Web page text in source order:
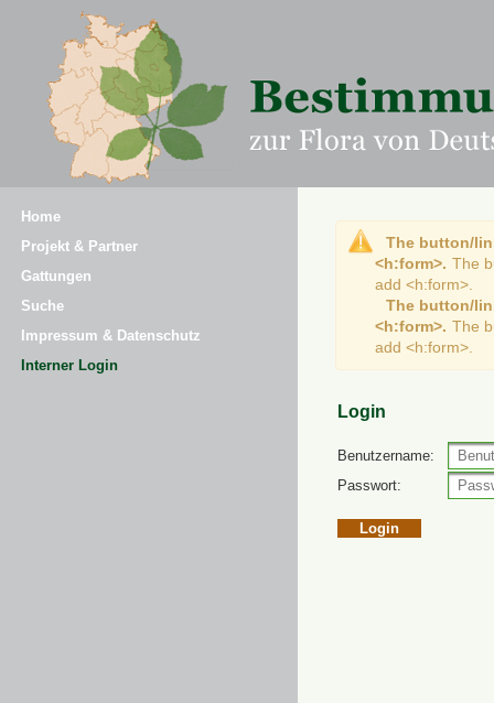
Home
Projekt & Partner
Gattungen
Suche
Impressum & Datenschutz
Interner Login
The button/
<h:form>. The
add <h:form>.
The button/
<h:form>. The
add <h:form>.
Login
Benutzername:
Passwort: